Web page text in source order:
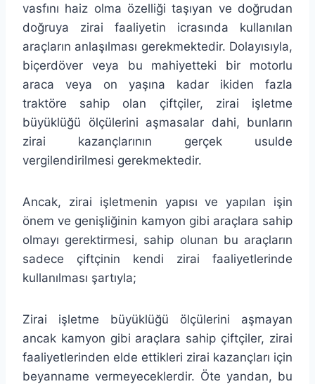
vasfını haiz olma özelliği taşıyan ve doğrudan
doğruya zirai faaliyetin icrasında kullanılan
araçların anlaşılması gerekmektedir. Dolayısıyla,
biçerdöver veya bu mahiyetteki bir motorlu
araca veya on yaşına kadar ikiden fazla
traktöre sahip olan çiftçiler, zirai işletme
büyüklüğü ölçülerini aşmasalar dahi, bunların
zirai kazançlarının gerçek usulde
vergilendirilmesi gerekmektedir.
Ancak, zirai işletmenin yapısı ve yapılan işin
önem ve genişliğinin kamyon gibi araçlara sahip
olmayı gerektirmesi, sahip olunan bu araçların
sadece çiftçinin kendi zirai faaliyetlerinde
kullanılması şartıyla;
Zirai işletme büyüklüğü ölçülerini aşmayan
ancak kamyon gibi araçlara sahip çiftçiler, zirai
faaliyetlerinden elde ettikleri zirai kazançları için
beyanname vermeyeceklerdir. Öte yandan, bu